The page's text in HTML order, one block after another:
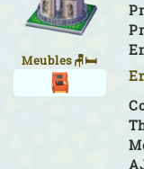
Meubles🪑🛏